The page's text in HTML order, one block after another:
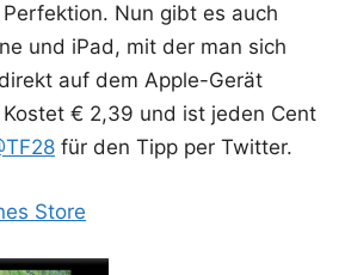
Nun gibt es auch
und iPad, mit der man sich
auf dem Apple-Gerät
€ 2,39 und ist jeden Cent
für den Tipp per Twitter.
Store